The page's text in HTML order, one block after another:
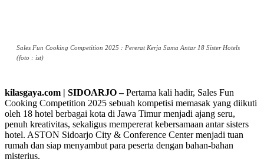
Sales Fun Cooking Competition 2025 : Pererat Kerja Sama Antar 18 Sister Hotels
(foto : ist)
kilasgaya.com | SIDOARJO –Pertama kali hadir, Sales Fun
Cooking Competition 2025 sebuah kompetisi memasak yang diikuti
oleh 18 hotel berbagai kota di Jawa Timur menjadi ajang seru,
penuh kreativitas, sekaligus mempererat kebersamaan antar sisters
hotel. ASTON Sidoarjo City & Conference Center menjadi tuan
rumah dan siap menyambut para peserta dengan bahan-bahan
misterius.